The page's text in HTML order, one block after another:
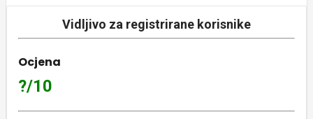
Vidljivo za registrirane korisnike
Ocjena
?/10